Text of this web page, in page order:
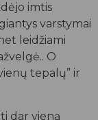
imtis
varstymai
leidžiami
O
tepalų” ir
dar vieną